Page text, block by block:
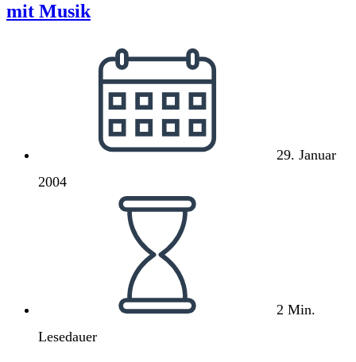
sind
Ableiter.”
mit Musik
veröffentlicht:
29. Januar
2004
2 Min.
Lesedauer